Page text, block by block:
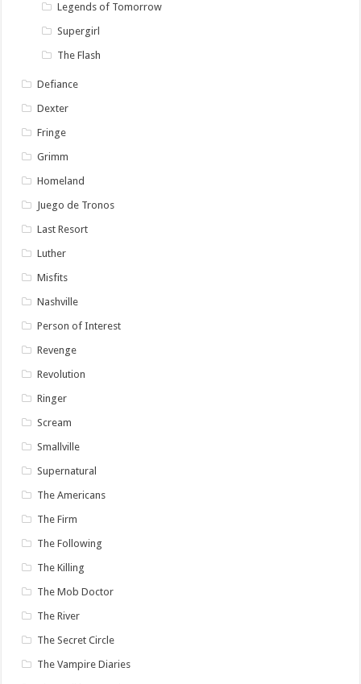
Legends of Tomorrow
Supergirl
The Flash
Defiance
Dexter
Fringe
Grimm
Homeland
Juego de Tronos
Last Resort
Luther
Misfits
Nashville
Person of Interest
Revenge
Revolution
Ringer
Scream
Smallville
Supernatural
The Americans
The Firm
The Following
The Killing
The Mob Doctor
The River
The Secret Circle
The Vampire Diaries